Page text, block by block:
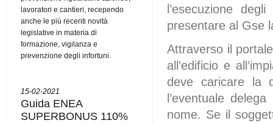
lavoratori e cantieri, recependo
anche le più recenti novità
legislative in materia di
formazione, vigilanza e
prevenzione degli infortuni.
15-02-2021
Guida ENEA
SUPERBONUS 110%
l’esecuzione
presentare al Gse
Attraverso il
all’edificio e
deve caricare la
l’eventuale
nome. Se il